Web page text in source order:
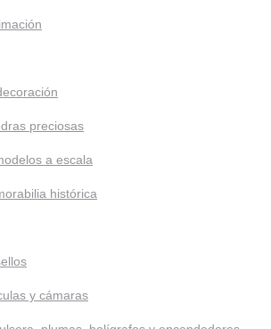
preciosas
a escala
histórica
y cámaras